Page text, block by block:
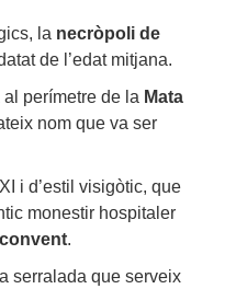
la necròpoli de
de l’edat mitjana.
perímetre de la Mata
nom que va ser
i d’estil visigòtic, que
monestir hospitaler
convent.
serralada que serveix